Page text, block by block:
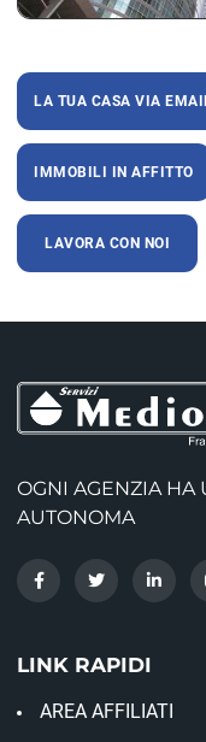
LA TUA CASA VIA
IMMOBILI IN AFFITTO
LAVORA CON NOI
OGNI AGENZIA HA
AUTONOMA
LINK RAPIDI
AREA AFFILIATI